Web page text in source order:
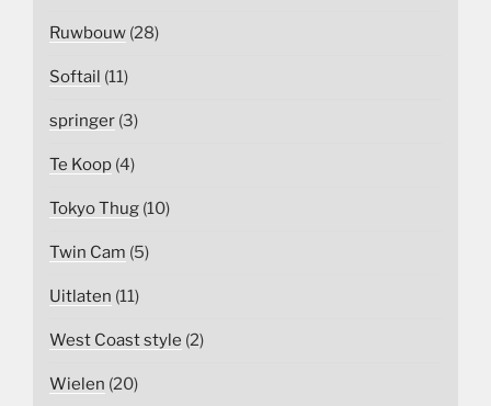
Ruwbouw (28)
Softail (11)
springer (3)
Te Koop (4)
Tokyo Thug (10)
Twin Cam (5)
Uitlaten (11)
West Coast style (2)
Wielen (20)